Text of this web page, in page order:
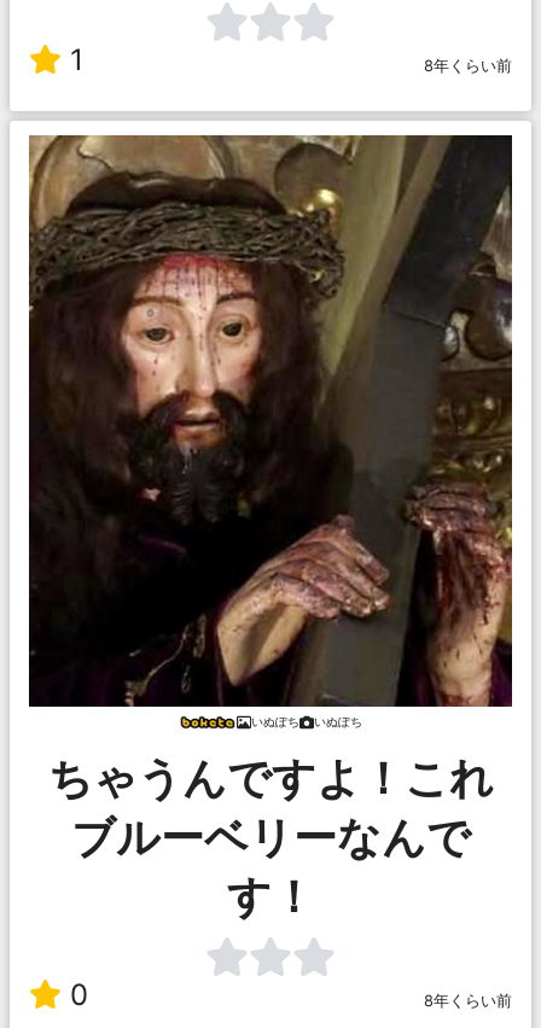
1 8年くらい前
いぬぽち いぬぽち
ちゃうんですよ！これ
ブルーベリーなんで
す！
0 8年くらい前